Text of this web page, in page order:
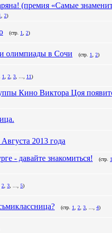
(премия «Самые
2)
(стр. 1 2)
олимпиады в Сочи (стр. 1 2)
1 2 3 11)
Кино Виктора Цоя
2013 года
- давайте знакомиться!
(стр. 1
2 3 5)
(стр. 1 2 3 4)